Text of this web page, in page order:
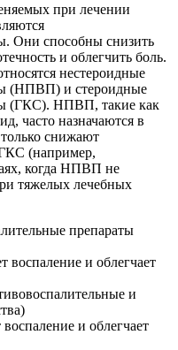
при лечении
Они способны снизить
и облегчить боль.
нестероидные
(НПВП) и стероидные
(ГКС). НПВП, такие как
часто назначаются в
снижают
(например,
когда НПВП не
тяжелых лечебных
препараты
воспаление и облегчает
и
и облегчает